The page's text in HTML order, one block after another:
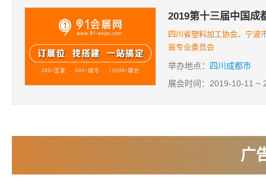
2019第十三届中国成
四川省塑料加工协会、宁波
装专业委员会
举办地点：
四川成都市
展会时间：2019-10-11 ~
广